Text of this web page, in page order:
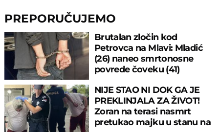
PREPORUČUJEMO
Brutalan zločin kod
Petrovca na Mlavi: Mladić
(26) naneo smrtonosne
povrede čoveku (41)
NIJE STAO NI DOK GA JE
PREKLINJALA ZA ŽIVOT!
Zoran na terasi nasmrt
pretukao majku u stanu na